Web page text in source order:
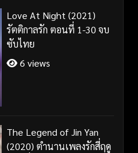
Love At Night (2021)
รัตติกาลรัก ตอนที่ 1-30 จบ
ซับไทย
6 views
The Legend of Jin Yan
(2020) ตำนานเพลงรักสี่ฤดู